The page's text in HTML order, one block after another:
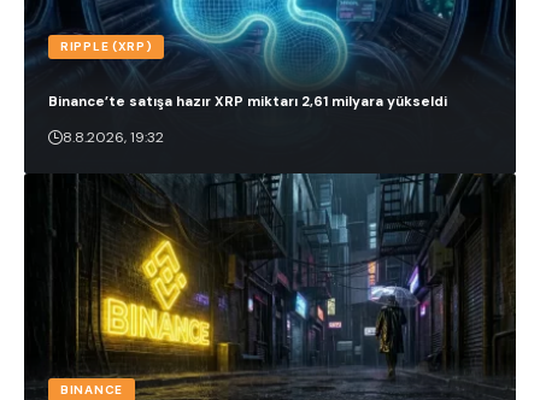
RIPPLE (XRP)
Binance’te satışa hazır XRP miktarı 2,61 milyara yükseldi
8.8.2026, 19:32
BINANCE